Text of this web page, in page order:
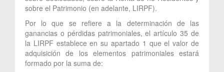
sobre el Patrimonio (en adelante, LIRPF).
Por lo que se refiere a la determinación de las
ganancias o pérdidas patrimoniales, el artículo 35 de
la LIRPF establece en su apartado 1 que el valor de
adquisición de los elementos patrimoniales estará
formado por la suma de: